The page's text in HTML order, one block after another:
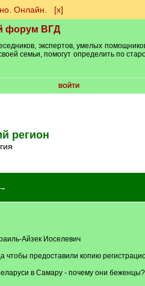
Онлайн. [х]
форум ВГД
экспертов, умелых
семьи, помогут определить по
ВОЙТИ
регион
Айзек Иоселевич
предоставили копию
в Самару - почему они